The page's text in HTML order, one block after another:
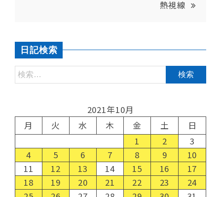
熱視線
日記検索
2021年10月
月
火 水 木 金 土
日
1
2
3
4
5 6 7 8 9
10
11
12 13 14 15 16
17
18
19 20 21 22 23
24